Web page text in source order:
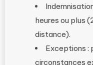
heures ou plus
distance).
Exceptions :
circonstances